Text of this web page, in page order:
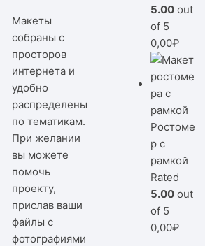
Макеты
собраны с
просторов
интернета и
удобно
распределены
по тематикам.
При желании
вы можете
помочь
проекту,
прислав ваши
файлы с
фотографиями
5.00 out
of 5
0,00₽
Ростоме
р с
рамкой
Rated
5.00 out
of 5
0,00₽